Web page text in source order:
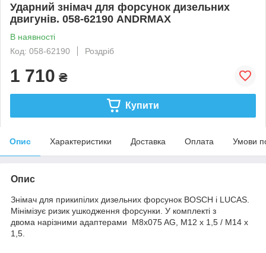
Ударний знімач для форсунок дизельних
двигунів. 058-62190 ANDRMAX
В наявності
Код: 058-62190
Роздріб
1 710 ₴
Купити
Опис Характеристики Доставка Оплата Умови
Опис
Знімач для прикипілих дизельних форсунок BOSCH і LUCAS.
Мінімізує ризик ушкодження форсунки. У комплекті з
двома нарізними адаптерами M8x075 AG, M12 x 1,5 / M14 x
1,5.